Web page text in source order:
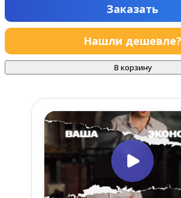
Заказать
Нашли дешевле?
В корзину